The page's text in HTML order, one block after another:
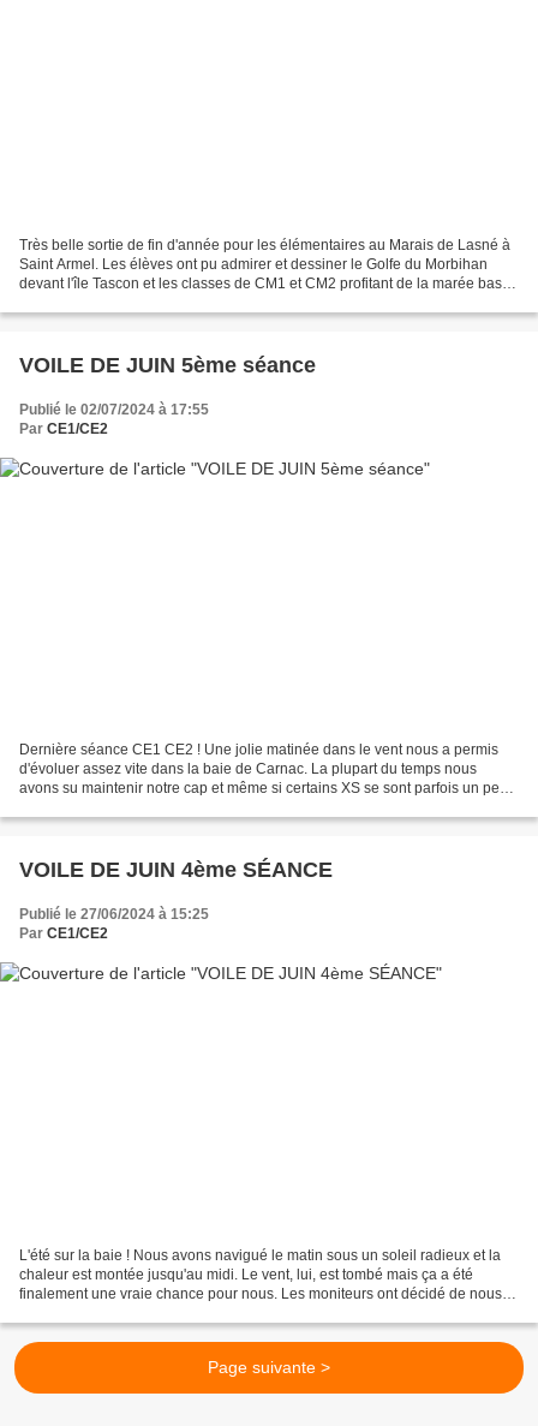
Très belle sortie de fin d'année pour les élémentaires au Marais de Lasné à
Saint Armel. Les élèves ont pu admirer et dessiner le Golfe du Morbihan
devant l'île Tascon et les classes de CM1 et CM2 profitant de la marée basse
VOILE DE JUIN 5ème séance
Publié le 02/07/2024 à 17:55
Par CE1/CE2
Dernière séance CE1 CE2 ! Une jolie matinée dans le vent nous a permis
d'évoluer assez vite dans la baie de Carnac. La plupart du temps nous
avons su maintenir notre cap et même si certains XS se sont parfois un peu
VOILE DE JUIN 4ème SÉANCE
Publié le 27/06/2024 à 15:25
Par CE1/CE2
L'été sur la baie ! Nous avons navigué le matin sous un soleil radieux et la
chaleur est montée jusqu'au midi. Le vent, lui, est tombé mais ça a été
finalement une vraie chance pour nous. Les moniteurs ont décidé de nous
Page suivante >